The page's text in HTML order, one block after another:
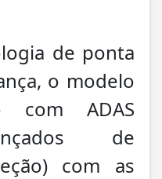
de ponta
o modelo
com ADAS
de
com as